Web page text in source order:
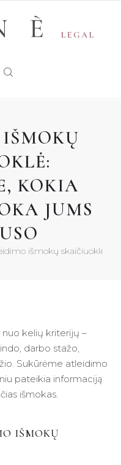
KOKIA
JUMS
išmokų skaičiuoklė:
nuo kelių kriterijų –
darbo stažo,
Sukūrėme atleidimo
pateikia informaciją
išmokas.
IŠMOKŲ
konsultacijai